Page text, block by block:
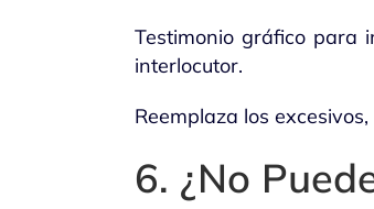
Testimonio gráfico para
interlocutor.
Reemplaza los
6. ¿No